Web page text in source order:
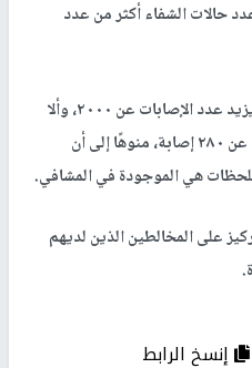
حالات الشفاء أكثر من عدد
وأوضح أن سيناريو السيطرة هو ألا يزيد عدد الإصابات عن ٢٠٠٠، وألا
يزيد عدد الإصابات في اليوم الواحد عن ٢٨٠ إصابة، منوهًا إلى أن
هي الموجودة في المشافي.
على المخالطين الذين لديهم
إنسخ الرابط